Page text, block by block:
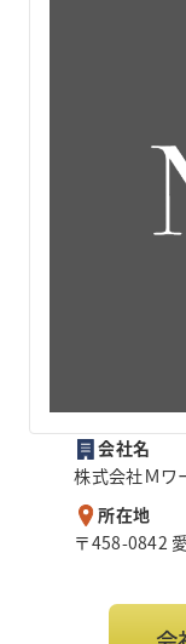
会社名
株式会社Ｍワ
所在地
〒458-0842